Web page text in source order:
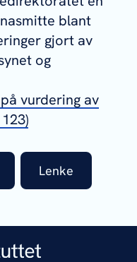
blant
gjort av
og
vurdering av
Lenke